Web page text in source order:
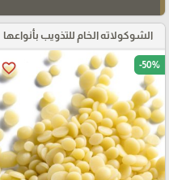
الشوكولاته الخام للتذويب بأنواعها
favorite_border -50%